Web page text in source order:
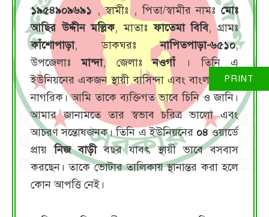
১৯৫৪৯০৯৬৯১ , স্বামীঃ , পিতা/স্বামীর নামঃ মোঃ
আছির উদ্দীন মল্লিক, মাতাঃফাতেমা বিবি, গ্রামঃ
কাঁশোপাড়া, ডাকঘরঃনাপিতপাড়া-৬৫১০,
উপজেলাঃমান্দা, জেলাঃনওগাঁ
। তিনি এ
ইউনিয়নের একজন স্থায়ী বাসিন্দা এবং বাংলাদেশের
নাগরিক। আমি তাকে ব্যক্তিগত ভাবে চিনি ও জানি।
আমার জানামতে তার স্বভাব চরিত্র ভালো এবং
আচরণ সন্তোষজনক। তিনি এ ইউনিয়নের ০৪ ওয়ার্ডে
প্রায়নিজ বাড়ীবছর যাবৎ স্থায়ী ভাবে বসবাস
করছেন। তাকে ভোটার তালিকায় স্থানান্তর করা হলে
কোন আপত্তি নেই।